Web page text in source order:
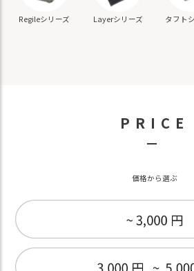
Regileシリーズ Layerシリーズ タフト
PRICE
－
価格から選ぶ